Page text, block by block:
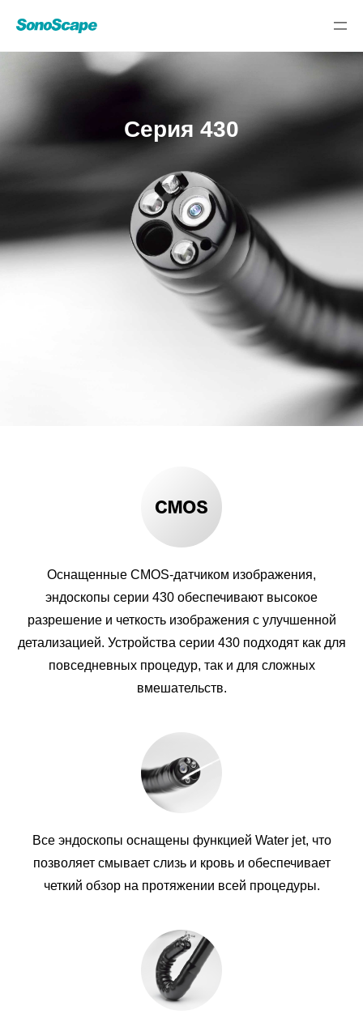
Серия 430
Оснащенные CMOS-датчиком изображения,
эндоскопы серии 430 обеспечивают высокое
разрешение и четкость изображения с улучшенной
детализацией. Устройства серии 430 подходят как для
повседневных процедур, так и для сложных
вмешательств.
Все эндоскопы оснащены функцией Water jet, что
позволяет смывает слизь и кровь и обеспечивает
четкий обзор на протяжении всей процедуры.